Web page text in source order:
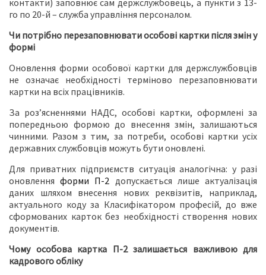
контакти) заповнює сам держслужбовець, а пункти з 13-
го по 20-й – служба управління персоналом.
Чи потрібно перезаповнювати особові картки після змін у
формі
Оновлення форми особової картки для держслужбовців
не означає необхідності терміново перезаповнювати
картки на всіх працівників.
За роз’ясненнями НАДС, особові картки, оформлені за
попередньою формою до внесення змін, залишаються
чинними. Разом з тим, за потреби, особові картки усіх
державних службовців можуть бути оновлені.
Для приватних підприємств ситуація аналогічна: у разі
оновленняформи П-2 допускається лише актуалізація
даних шляхом внесення нових реквізитів, наприклад,
актуального коду за Класифікатором професій, до вже
сформованих карток без необхідності створення нових
документів.
Чому особова картка П-2 залишається важливою для
кадрового обліку